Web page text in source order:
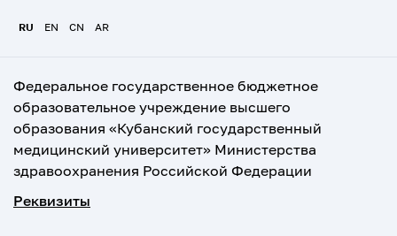
RU EN CN AR
Федеральное государственное бюджетное
образовательное учреждение высшего
образования «Кубанский государственный
медицинский университет» Министерства
здравоохранения Российской Федерации
Реквизиты